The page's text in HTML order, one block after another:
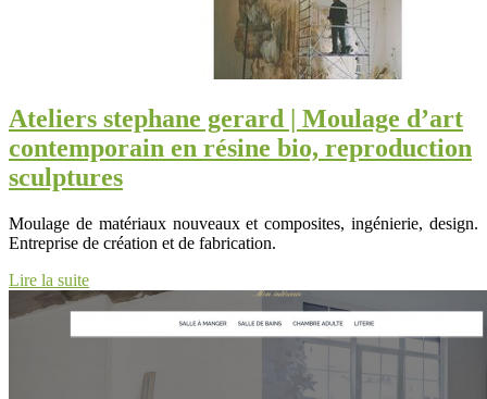
Ateliers stephane gerard | Moulage d’art
con­tem­po­rain en résine bio, rep­ro­duction
sculptures
Moulage de matériaux nouveaux et composites, ingénierie, design.
Entreprise de création et de fabrication.
Lire la suite